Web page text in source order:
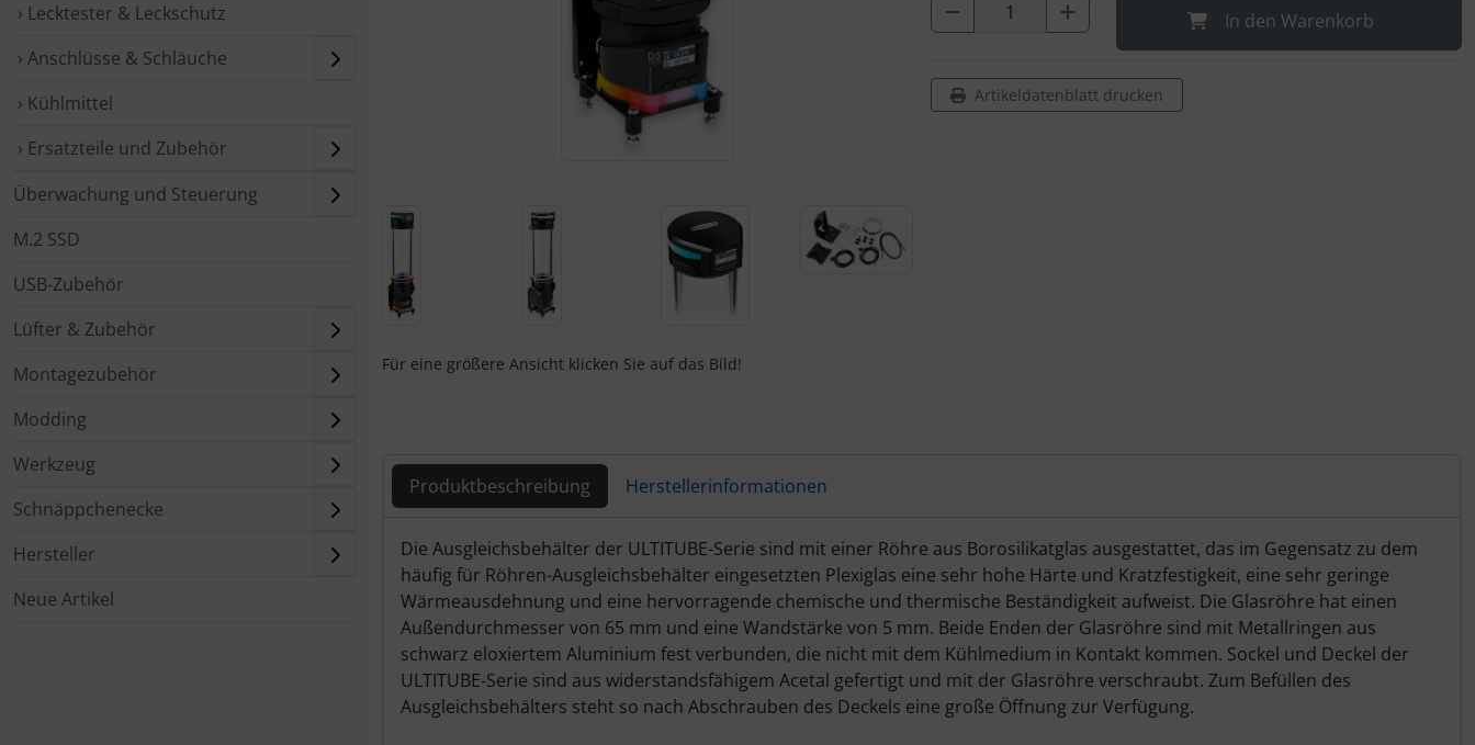
› Lecktester & Leckschutz
› Anschlüsse & Schläuche
› Kühlmittel
› Ersatzteile und Zubehör
Überwachung und Steuerung
M.2 SSD
USB-Zubehör
Lüfter & Zubehör
Montagezubehör
Modding
Werkzeug
Schnäppchenecke
Hersteller
Neue Artikel
Für eine größere Ansicht klicken Sie auf das Bild!
In den Warenkorb
Artikeldatenblatt drucken
Produktbeschreibung Herstellerinformationen
Produktbeschreibung
Die Ausgleichsbehälter der ULTITUBE-Serie sind mit einer Röhre aus Borosilikatglas ausgestattet, das im Gegensatz zu dem
häufig für Röhren-Ausgleichsbehälter eingesetzten Plexiglas eine sehr hohe Härte und Kratzfestigkeit, eine sehr geringe
Wärmeausdehnung und eine hervorragende chemische und thermische Beständigkeit aufweist. Die Glasröhre hat einen
Außendurchmesser von 65 mm und eine Wandstärke von 5 mm. Beide Enden der Glasröhre sind mit Metallringen aus
schwarz eloxiertem Aluminium fest verbunden, die nicht mit dem Kühlmedium in Kontakt kommen. Sockel und Deckel der
ULTITUBE-Serie sind aus widerstandsfähigem Acetal gefertigt und mit der Glasröhre verschraubt. Zum Befüllen des
Ausgleichsbehälters steht so nach Abschrauben des Deckels eine große Öffnung zur Verfügung.